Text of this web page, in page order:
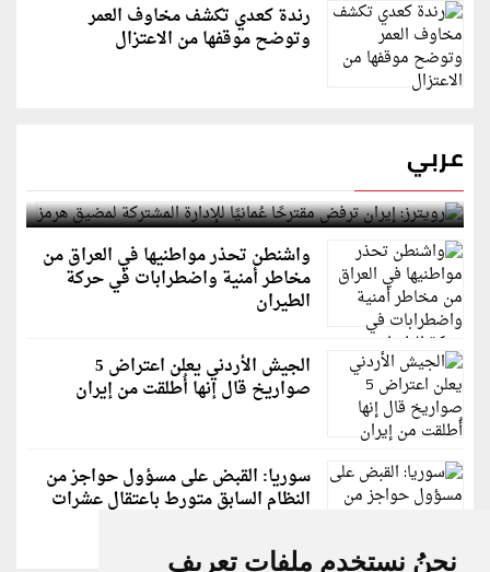
نحنُ نستخدم ملفات تعريف
رندة كعدي تكشف مخاوف العمر
وتوضح موقفها من الاعتزال
عربي
رويترز: إيران ترفض مقترحًا عُمانيًا للإدارة المشتركة
لمضيق هرمز
واشنطن تحذر مواطنيها في العراق من
مخاطر أمنية واضطرابات في حركة
الطيران
الجيش الأردني يعلن اعتراض 5
صواريخ قال إنها أُطلقت من إيران
سوريا: القبض على مسؤول حواجز من
النظام السابق متورط باعتقال عشرات